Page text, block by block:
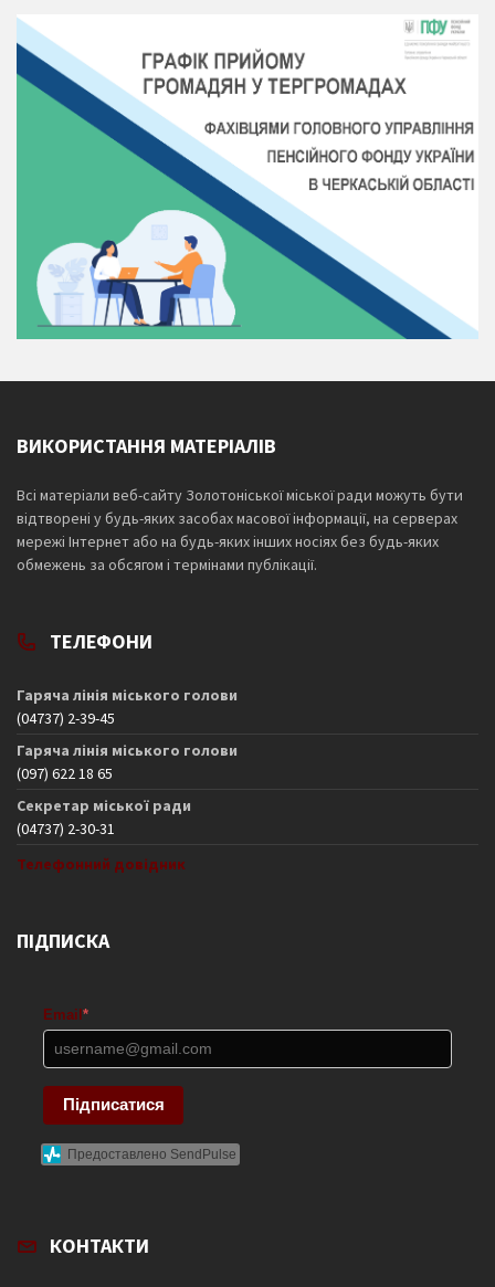
ВИКОРИСТАННЯ МАТЕРІАЛІВ
Всі матеріали веб-сайту Золотоніської міської ради можуть бути
відтворені у будь-яких засобах масової інформації, на серверах
мережі Інтернет або на будь-яких інших носіях без будь-яких
обмежень за обсягом і термінами публікації.
ТЕЛЕФОНИ
Гаряча лінія міського голови
(04737) 2-39-45
Гаряча лінія міського голови
(097) 622 18 65
Секретар міської ради
(04737) 2-30-31
Телефонний довідник
ПІДПИСКА
Email *
Підписатися
Предоставлено SendPulse
КОНТАКТИ